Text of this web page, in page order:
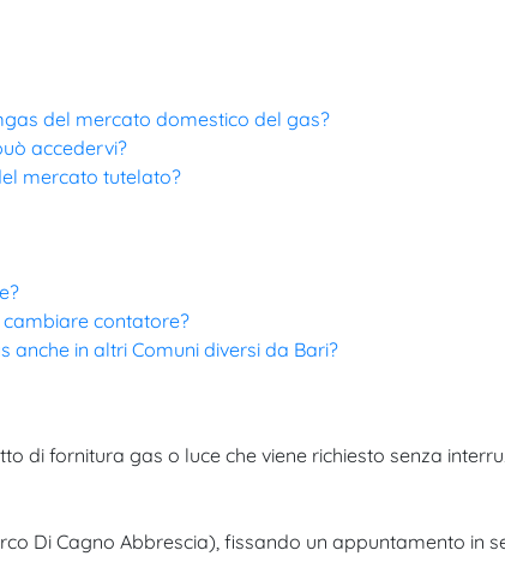
del mercato domestico del gas?
accedervi?
mercato tutelato?
contatore?
in altri Comuni diversi da Bari?
di fornitura gas o luce che viene richiesto senza
Di Cagno Abbrescia), fissando un appuntamento in